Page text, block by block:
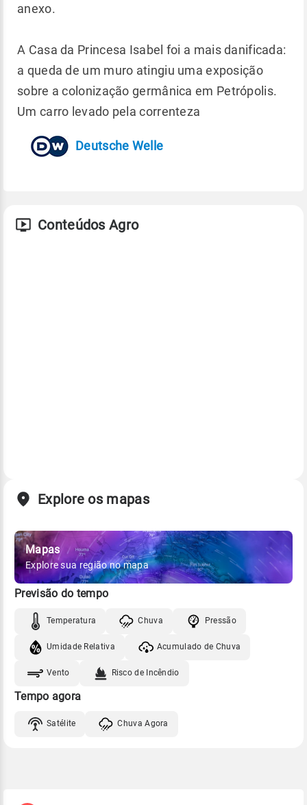
anexo.
A Casa da Princesa Isabel foi a mais danificada:
a queda de um muro atingiu uma exposição
sobre a colonização germânica em Petrópolis.
Um carro levado pela correnteza
Deutsche Welle
Conteúdos Agro
Explore os mapas
Mapas
Explore sua região no mapa
Previsão do tempo
Temperatura Chuva Pressão
Umidade Relativa Acumulado de Chuva
Vento Risco de Incêndio
Tempo agora
Satélite Chuva Agora